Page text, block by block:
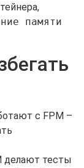
памяти
с FPM –
делают тесты